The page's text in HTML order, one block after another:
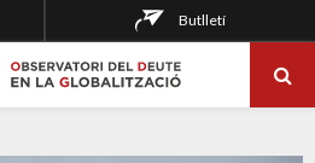
Butlletí